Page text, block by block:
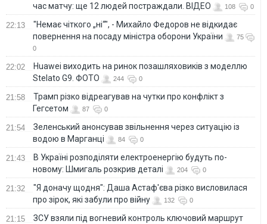
час матчу: ще 12 людей постраждали. ВІДЕО
108 0
22:13
"Немає чіткого „ні“", - Михайло Федоров не відкидає
повернення на посаду міністра оборони України
75
0
22:02
Huawei виходить на ринок позашляховиків з моделлю
Stelato G9. ФОТО
244 0
21:58
Трамп різко відреагував на чутки про конфлікт з
Гегсетом
87 0
21:54
Зеленський анонсував звільнення через ситуацію із
водою в Марганці
84 0
21:43
В Україні розподіляти електроенергію будуть по-
новому: Шмигаль розкрив деталі
204 0
21:32
"Я доначу щодня": Даша Астаф'єва різко висловилася
про зірок, які забули про війну
132 0
21:15
ЗСУ взяли під вогневий контроль ключовий маршрут